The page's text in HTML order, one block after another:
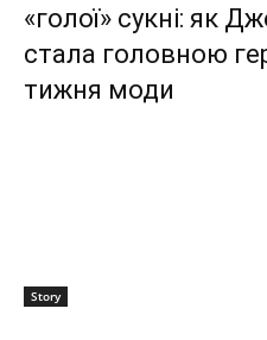
«голої» сукні: як
стала головною
тижня моди
Story